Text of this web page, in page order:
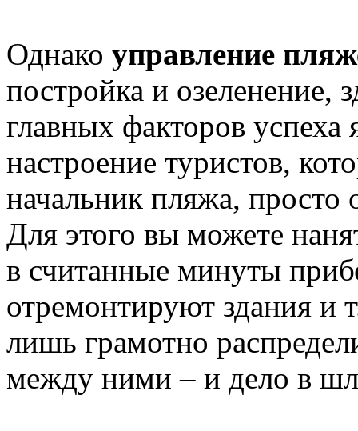
Однако управление
постройка и озеленение,
главных факторов успеха
настроение туристов,
начальник пляжа, просто
Для этого вы можете
в считанные минуты
отремонтируют здания и
лишь грамотно
между ними – и дело в